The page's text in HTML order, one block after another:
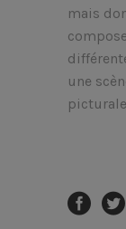
mais
une